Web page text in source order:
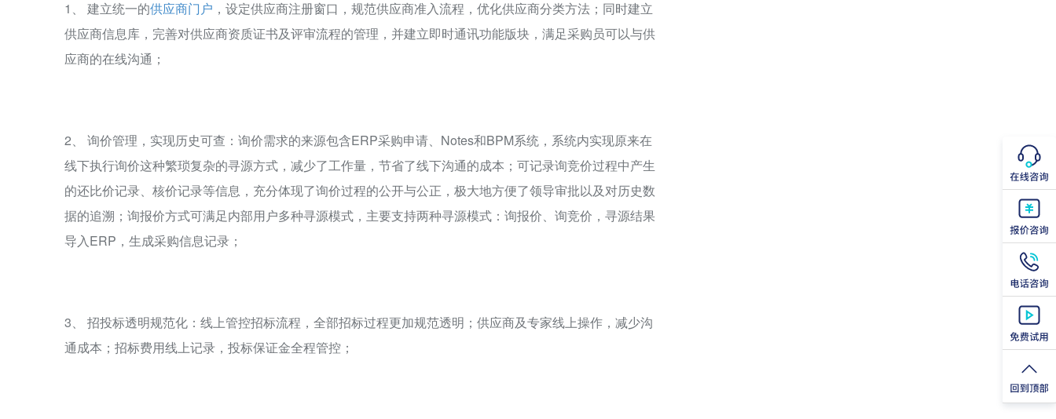
1、 建立统一的供应商门户 ，设定供应商注册窗口，规范供应商准入流程，优化供应商分类方法；同时建立
供应商信息库，完善对供应商资质证书及评审流程的管理，并建立即时通讯功能版块，满足采购员可以与供
应商的在线沟通；
2、 询价管理，实现历史可查：询价需求的来源包含ERP采购申请、Notes和BPM系统，系统内实现原来在
线下执行询价这种繁琐复杂的寻源方式，减少了工作量，节省了线下沟通的成本；可记录询竞价过程中产生
的还比价记录、核价记录等信息，充分体现了询价过程的公开与公正，极大地方便了领导审批以及对历史数
据的追溯；询报价方式可满足内部用户多种寻源模式，主要支持两种寻源模式：询报价、询竞价，寻源结果
导入ERP，生成采购信息记录；
3、 招投标透明规范化：线上管控招标流程，全部招标过程更加规范透明；供应商及专家线上操作，减少沟
通成本；招标费用线上记录，投标保证金全程管控；